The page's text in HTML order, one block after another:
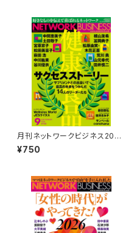
月刊ネットワークビジネス2026
年9月号
¥750